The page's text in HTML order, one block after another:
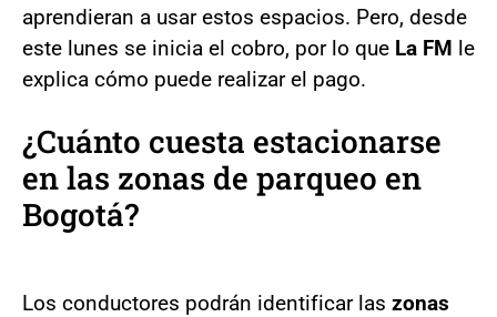
aprendieran a usar estos espacios. Pero, desde
este lunes se inicia el cobro, por lo que La FM le
explica cómo puede realizar el pago.
¿Cuánto cuesta estacionarse
en las zonas de parqueo en
Bogotá?
Los conductores podrán identificar las zonas